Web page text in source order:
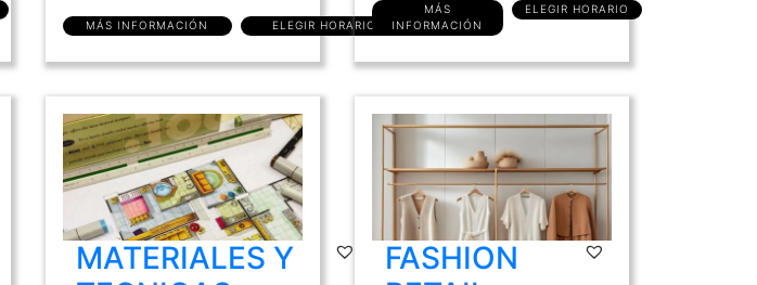
MÁS INFORMACIÓN ELEGIR HORARIO
MÁS
INFORMACIÓN
ELEGIR HORARIO
MATERIALES Y
FASHION